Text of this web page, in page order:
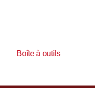
Boîte à outils